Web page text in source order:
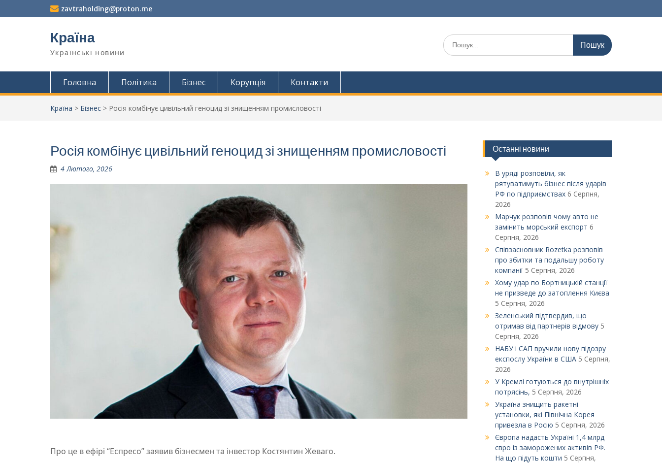
до
zavtraholding@proton.me
Країна
Українські новини
Шукати:
Головна Політика Бізнес Корупція Контакти
Країна > Бізнес > Росія комбінує цивільний геноцид зі знищенням промисловості
Росія комбінує цивільний геноцид зі знищенням промисловості
4 Лютого, 2026
Про це в ефірі “Еспресо” заявив бізнесмен та інвестор Костянтин Жеваго.
Останні новини
В уряді розповіли, як
рятуватимуть бізнес після ударів
РФ по підприємствах 6 Серпня,
2026
Марчук розповів чому авто не
замінить морський експорт 6
Серпня, 2026
Співзасновник Rozetka розповів
про збитки та подальшу роботу
компанії 5 Серпня, 2026
Xому удар по Бортницькій станції
не призведе до затоплення Києва
5 Серпня, 2026
Зеленський підтвердив, що
отримав від партнерів відмову 5
Серпня, 2026
НАБУ і САП вручили нову підозру
експослу України в США 5 Серпня,
2026
У Кремлі готуються до внутрішніх
потрясінь, 5 Серпня, 2026
Україна знищить ракетні
установки, які Північна Корея
привезла в Росію 5 Серпня, 2026
Європа надасть Україні 1,4 млрд
євро із заморожених активів РФ.
На що підуть кошти 5 Серпня,